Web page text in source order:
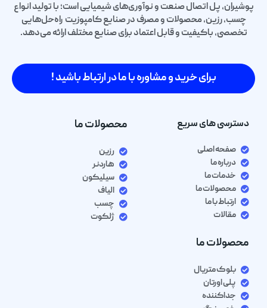
پوشیران، پل اتصال صنعت و نوآوری‌های شیمیایی است؛ با تولید انواع
چسب، رزین، محصولات و مصرف در صنایع کامپوزیت راه‌حل‌هایی
تخصصی، باکیفیت و قابل اعتماد برای صنایع مختلف ارائه می‌دهد.
برای خرید و مشاوره با ما در ارتباط باشید !
دسترسی های سریع
صفحه اصلی
درباره ما
خدمات ما
محصولات ما
ارتباط با ما
مقالات
محصولات ما
رزین
هاردنر
سیلیکون
الیاف
چسب
ژلکوت
محصولات ما
بلوک متریال
پلی اورتان
جداکننده